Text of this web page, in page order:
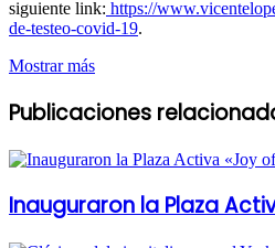
siguiente link: https://
de-testeo-covid-19.
Mostrar más
Publicaciones
Inauguraron la Plaza